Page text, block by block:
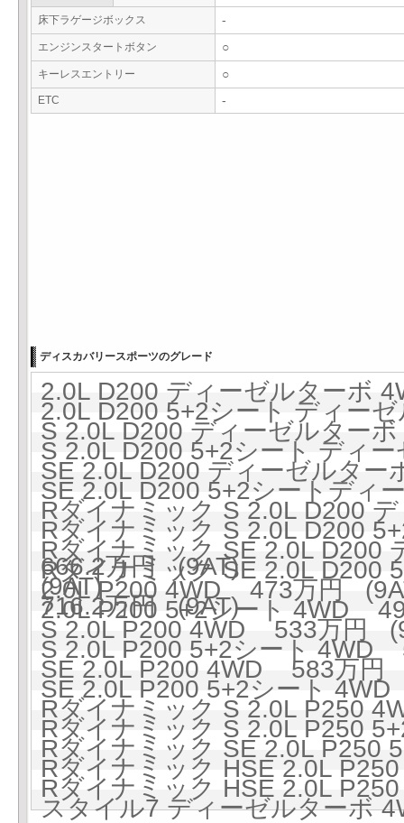
床下ラゲージボックス -
エンジンスタートボタン ○
キーレスエントリー ○
ETC -
ディスカバリースポーツのグレード
2.0L D200 ディーゼルターボ
2.0L D200 5+2シート ディー
S 2.0L D200 ディーゼルター
S 2.0L D200 5+2シート ディ
SE 2.0L D200 ディーゼルタ
SE 2.0L D200 5+2シートデ
Rダイナミック S 2.0L D200
Rダイナミック S 2.0L D200
666.2万円 (9AT)
Rダイナミック SE 2.0L
(9AT)
Rダイナミック SE 2.0L
716.2万円 (9AT)
2.0L P200 4WD 473万円
2.0L P200 5+2シート 4WD
S 2.0L P200 4WD 533万円
S 2.0L P200 5+2シート
SE 2.0L P200 4WD 583万円
SE 2.0L P200 5+2シート
Rダイナミック S 2.0L P250
Rダイナミック S 2.0L P250
Rダイナミック SE 2.0L
Rダイナミック HSE 2.0L
Rダイナミック HSE 2.0L
スタイル7 ディーゼルターボ